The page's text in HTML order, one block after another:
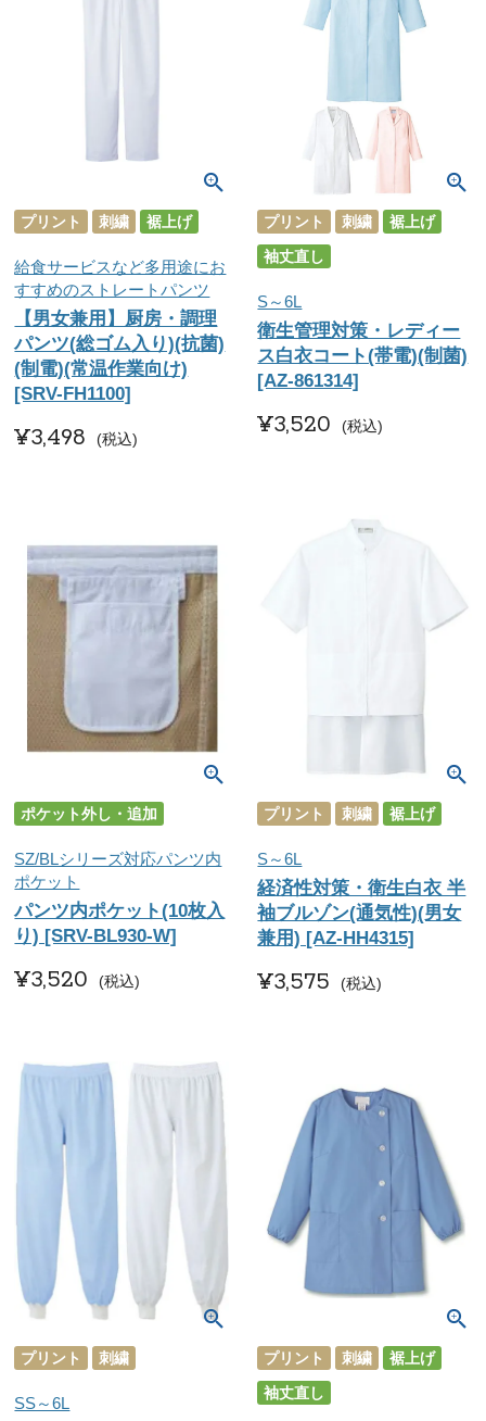
プリント 刺繍 裾上げ
給食サービスなど多用途にお
すすめのストレートパンツ
【男女兼用】厨房・調理
パンツ(総ゴム入り)(抗菌)
(制電)(常温作業向け)
[SRV-FH1100]
¥3,498 税込
プリント 刺繍
裾上げ
袖丈直し
S～6L
衛生管理対策・レディー
ス白衣コート(帯電)(制菌)
[AZ-861314]
¥3,520 税込
ポケット外し・追加
SZ/BLシリーズ対応パンツ内
ポケット
パンツ内ポケット(10枚入
り) [SRV-BL930-W]
¥3,520 税込
プリント 刺繍 裾上げ
S～6L
経済性対策・衛生白衣 半
袖ブルゾン(通気性)(男女
兼用) [AZ-HH4315]
¥3,575 税込
プリント 刺繍
SS～6L
プリント 刺繍
裾上げ
袖丈直し